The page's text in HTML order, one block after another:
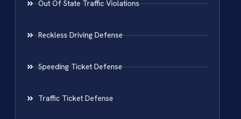
Out Of State Traffic Violations
Reckless Driving Defense
Speeding Ticket Defense
Traffic Ticket Defense